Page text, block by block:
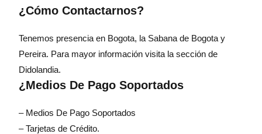
¿Cómo Contactarnos?
Tenemos presencia en Bogota, la Sabana de Bogota y
Pereira. Para mayor información visita la sección de
Didolandia.
¿Medios De Pago Soportados
– Medios De Pago Soportados
– Tarjetas de Crédito.